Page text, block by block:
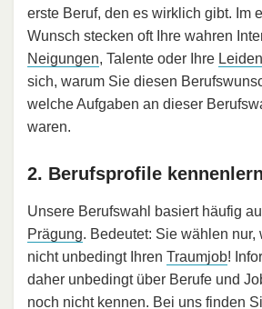
erste Beruf, den es wirklich gibt. Im
Wunsch stecken oft Ihre wahren
Neigungen, Talente oder Ihre
sich, warum Sie diesen
welche Aufgaben an dieser
waren.
2. Berufsprofile
Unsere Berufswahl basiert häufig
Prägung. Bedeutet: Sie wählen nur,
nicht unbedingt Ihren Traumjob!
daher unbedingt über Berufe und
noch nicht kennen. Bei uns finden